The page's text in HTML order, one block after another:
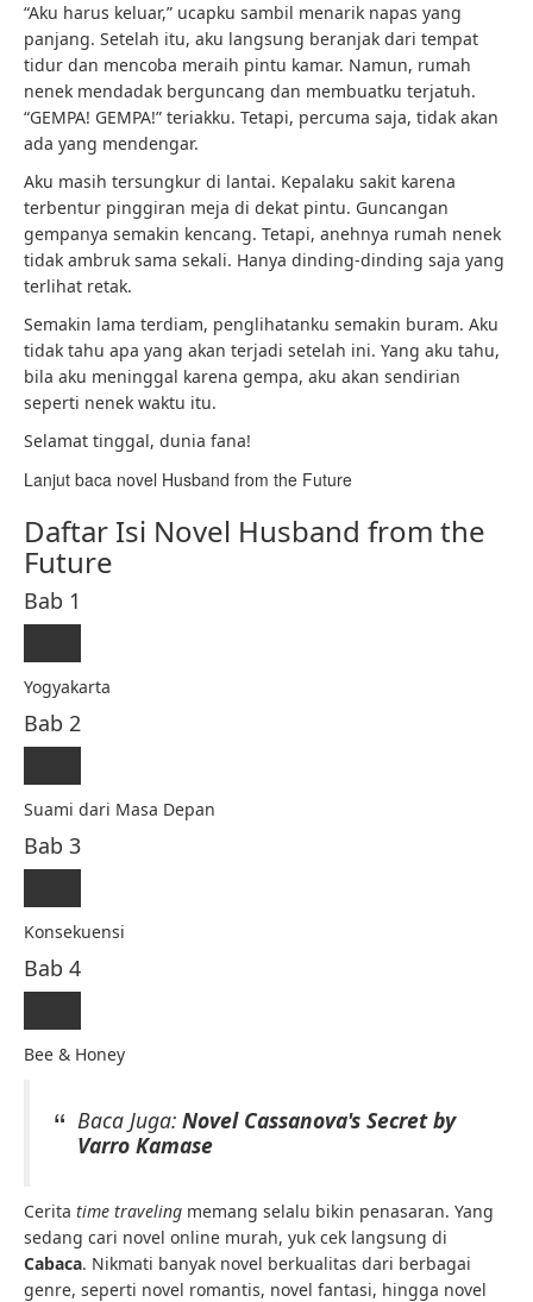
“Aku harus keluar,” ucapku sambil menarik napas yang
panjang. Setelah itu, aku langsung beranjak dari tempat
tidur dan mencoba meraih pintu kamar. Namun, rumah
nenek mendadak berguncang dan membuatku terjatuh.
“GEMPA! GEMPA!” teriakku. Tetapi, percuma saja, tidak akan
ada yang mendengar.
Aku masih tersungkur di lantai. Kepalaku sakit karena
terbentur pinggiran meja di dekat pintu. Guncangan
gempanya semakin kencang. Tetapi, anehnya rumah nenek
tidak ambruk sama sekali. Hanya dinding-dinding saja yang
terlihat retak.
Semakin lama terdiam, penglihatanku semakin buram. Aku
tidak tahu apa yang akan terjadi setelah ini. Yang aku tahu,
bila aku meninggal karena gempa, aku akan sendirian
seperti nenek waktu itu.
Selamat tinggal, dunia fana!
Lanjut baca novel Husband from the Future
Daftar Isi Novel Husband from the
Future
Bab 1
Yogyakarta
Bab 2
Suami dari Masa Depan
Bab 3
Konsekuensi
Bab 4
Bee & Honey
Baca Juga: Novel Cassanova's Secret by
Varro Kamase
Cerita time traveling memang selalu bikin penasaran. Yang
sedang cari novel online murah, yuk cek langsung di
Cabaca. Nikmati banyak novel berkualitas dari berbagai
genre, seperti novel romantis, novel fantasi, hingga novel